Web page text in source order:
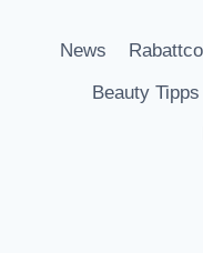
News
Beauty Tipps